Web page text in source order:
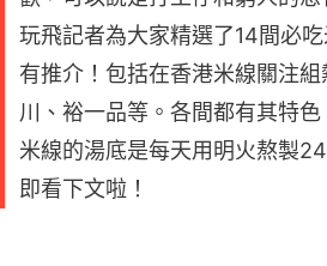
玩飛記者為大家精選了14間必
有推介！包括在香港米線關注
川、裕一品等。各間都有其特
米線的湯底是每天用明火熬製
即看下文啦！